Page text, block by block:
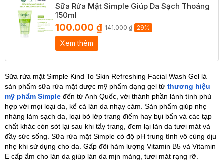
Sữa Rửa Mặt Simple Giúp Da Sạch Thoáng
150ml
100.000 ₫ 141.000 ₫ 29%
Xem thêm
Sữa rửa mặt Simple Kind To Skin Refreshing Facial Wash Gel là
sản phẩm sữa rửa mặt dược mỹ phẩm dạng gel từ thương hiệu
mỹ phẩm Simple đến từ Anh Quốc, với thành phần lành tính phù
hợp với mọi loại da, kể cả làn da nhạy cảm. Sản phẩm giúp nhẹ
nhàng làm sạch da, loại bỏ lớp trang điểm hay bụi bẩn và các tạp
chất khác còn sót lại sau khi tẩy trang, đem lại làn da tươi mát và
đầy sức sống. Sữa rửa mặt Simple có độ pH trung tính vô cùng dịu
nhẹ khi sử dụng cho da. Gấp đôi hàm lượng Vitamin B5 và Vitamin
E cấp ẩm cho làn da giúp làn da mịn màng, tươi mát rạng rỡ.